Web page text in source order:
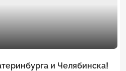
и Челябинска!